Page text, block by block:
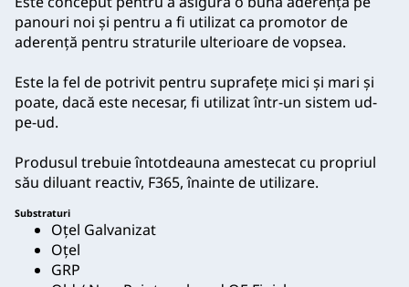
panouri noi și pentru a fi utilizat ca promotor de
aderență pentru straturile ulterioare de vopsea.
Este la fel de potrivit pentru suprafețe mici și mari și
poate, dacă este necesar, fi utilizat într-un sistem ud-
pe-ud.
Produsul trebuie întotdeauna amestecat cu propriul
său diluant reactiv, F365, înainte de utilizare.
Substraturi
Oțel Galvanizat
Oțel
GRP